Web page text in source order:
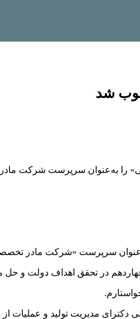
شد
را به‌عنوان سرپرست شرکت
به‌عنوان سرپرست «شرکت مادر
در تحقق اهداف دولت و
مدیریت تولید و عملیات از